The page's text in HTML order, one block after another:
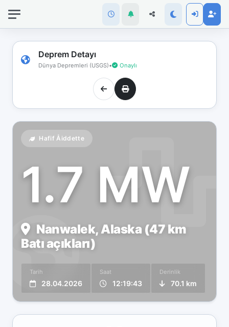
Deprem Detayı
Dünya Depremleri (USGS)• Onaylı
Hafif Åiddette
1.7 MW
Nanwalek, Alaska (47 km
Batı açıkları)
Tarih
28.04.2026
Saat
12:19:43
Derinlik
70.1 km
bağlantınız
koptu!
Çevrimdışı
moddasınız.